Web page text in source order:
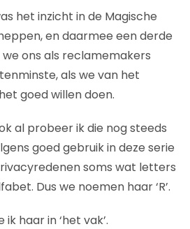
het inzicht in de Magische
en daarmee een derde
ons als reclamemakers
als we van het
goed willen doen.
al probeer ik die nog steeds
goed gebruik in deze serie
soms wat letters
Dus we noemen haar ‘R’.
haar in ‘het vak’.